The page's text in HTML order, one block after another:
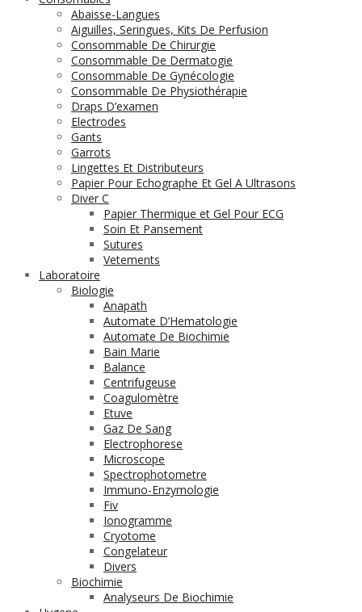
Abaisse-Langues
Aiguilles, Seringues, Kits De Perfusion
Consommable De Chirurgie
Consommable De Dermatogie
Consommable De Gynécologie
Consommable De Physiothérapie
Draps D’examen
Electrodes
Gants
Garrots
Lingettes Et Distributeurs
Papier Pour Echographe Et Gel A Ultrasons
Diver C
Papier Thermique et Gel Pour ECG
Soin Et Pansement
Sutures
Vetements
Laboratoire
Biologie
Anapath
Automate D’Hematologie
Automate De Biochimie
Bain Marie
Balance
Centrifugeuse
Coagulomètre
Etuve
Gaz De Sang
Electrophorese
Microscope
Spectrophotometre
Immuno-Enzymologie
Fiv
Ionogramme
Cryotome
Congelateur
Divers
Biochimie
Analyseurs De Biochimie